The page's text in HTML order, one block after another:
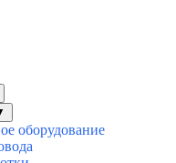
оборудование